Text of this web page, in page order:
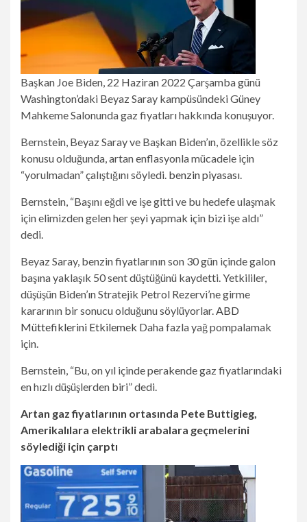
Başkan Joe Biden, 22 Haziran 2022 Çarşamba günü
Washington’daki Beyaz Saray kampüsündeki Güney
Mahkeme Salonunda gaz fiyatları hakkında konuşuyor.
Bernstein, Beyaz Saray ve Başkan Biden’ın, özellikle söz
konusu olduğunda, artan enflasyonla mücadele için
“yorulmadan” çalıştığını söyledi. benzin piyasası.
Bernstein, “Başını eğdi ve işe gitti ve bu hedefe ulaşmak
için elimizden gelen her şeyi yapmak için bizi işe aldı”
dedi.
Beyaz Saray, benzin fiyatlarının son 30 gün içinde galon
başına yaklaşık 50 sent düştüğünü kaydetti. Yetkililer,
düşüşün Biden’ın Stratejik Petrol Rezervi’ne girme
kararının bir sonucu olduğunu söylüyorlar.ABD
Müttefiklerini Etkilemek Daha fazla yağ pompalamak
için.
Bernstein, “Bu, on yıl içinde perakende gaz fiyatlarındaki
en hızlı düşüşlerden biri” dedi.
Artan gaz fiyatlarının ortasında Pete Buttigieg,
Amerikalılara elektrikli arabalara geçmelerini
söylediği için çarptı